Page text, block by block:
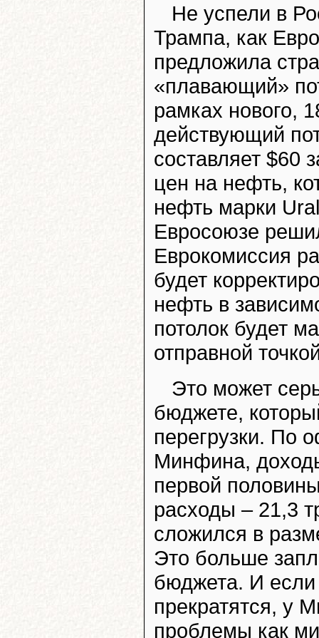
Не успели в
Трампа, как
предложила
«плавающий»
рамках нового,
действующий
составляет $60
цен на нефть,
нефть марки
Евросоюзе
Еврокомиссия
будет
нефть в
потолок будет
отправной
Это может
бюджете,
перегрузки. По
Минфина,
первой
расходы – 21,3
сложился в
Это больше
бюджета. И если
прекратятся, у
проблемы как